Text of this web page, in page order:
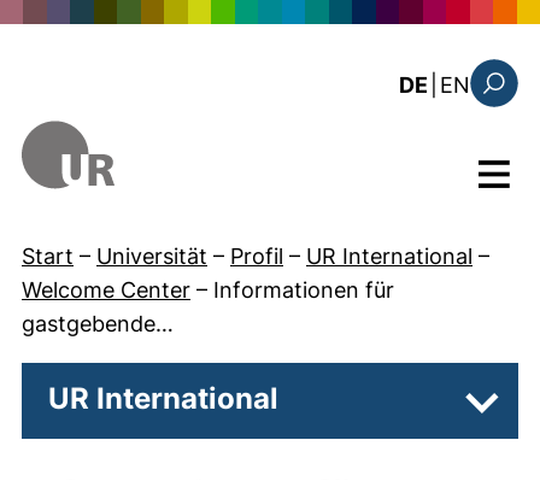
DE EN: this
Menü
Start – Universität – Profil – UR International –
Welcome Center – Informationen für
gastgebende…
UR International